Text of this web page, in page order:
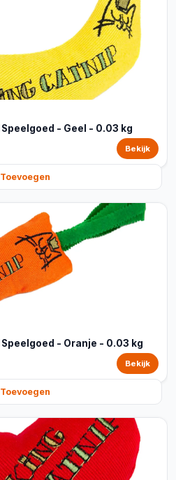
- Geel - 0.03 kg
Bekijk
Toevoegen
- Oranje - 0.03 kg
Bekijk
Toevoegen